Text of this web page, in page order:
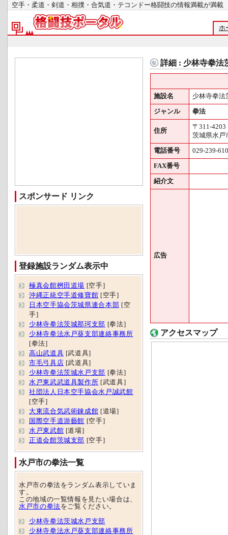
空手・柔道・剣道・相撲・合気道・テコンドー格闘技の情報満載が
ホ
詳細 : 少林寺拳法
施設名 少林寺拳法
ジャンル 拳法
住所
〒311-4203
茨城県水戸
電話番号 029-239-
FAX番号
紹介文
広告
アクセスマップ
スポンサード リンク
登録施設ランダム表示中
極真会館桝田道場 [空手]
沖縄正統空手道修寶館 [空手]
日本空手協会茨城県連合本部 [空
手]
少林寺拳法茨城那珂支部 [拳法]
少林寺拳法水戸葵支部連絡事務所
[拳法]
高山武道具 [武道具]
市毛弓具店 [武道具]
少林寺拳法茨城水戸支部 [拳法]
水戸東武武道具製作所 [武道具]
社団法人日本空手協会水戸誠武館
[空手]
大東流合気武術錬成館 [道場]
国際空手道游藝館 [空手]
水戸東武館 [道場]
正道会館茨城支部 [空手]
水戸市の拳法一覧
水戸市の拳法をランダム表示していま
す。
この地域の一覧情報を見たい場合は、
水戸市の拳法をご覧ください。
少林寺拳法茨城水戸支部
少林寺拳法水戸葵支部連絡事務所